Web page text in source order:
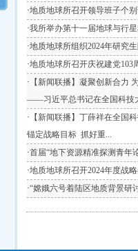
·地质地球所召开领导班子个
·我所举办第十一届地球与行
·地质地球所组织2024年研究
·地质地球所召开庆祝建党103
· 【新闻联播】凝聚创新合力
——习近平总书记在全国科技
· 【新闻联播】丁薛祥在全国
锚定战略目标 抓好重...
·首届“地下资源精准探测青年
·地质地球所召开2024年度战
·“嫦娥六号着陆区地质背景研